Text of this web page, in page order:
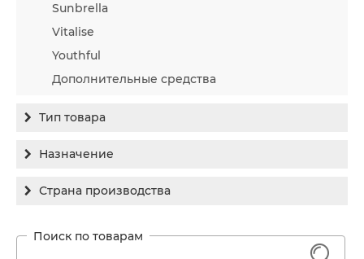
Sunbrella
Vitalise
Youthful
Дополнительные средства
Тип товара
Бальзам
Концентрат
Назначение
Гиперпигментация
Заживление
Страна производства